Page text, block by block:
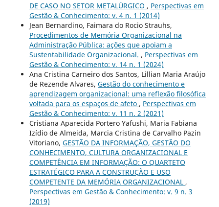
DE CASO NO SETOR METALÚRGICO , Perspectivas em
Gestão & Conhecimento: v. 4 n. 1 (2014)
Jean Bernardino, Faimara do Rocio Strauhs,
Procedimentos de Memória Organizacional na
Administração Pública: ações que apoiam a
Sustentabilidade Organizacional. , Perspectivas em
Gestão & Conhecimento: v. 14 n. 1 (2024)
Ana Cristina Carneiro dos Santos, Lillian Maria Araújo
de Rezende Alvares, Gestão do conhecimento e
aprendizagem organizacional: uma reflexão filosófica
voltada para os espaços de afeto , Perspectivas em
Gestão & Conhecimento: v. 11 n. 2 (2021)
Cristiana Aparecida Portero Yafushi, Maria Fabiana
Izídio de Almeida, Marcia Cristina de Carvalho Pazin
Vitoriano, GESTÃO DA INFORMAÇÃO, GESTÃO DO
CONHECIMENTO, CULTURA ORGANIZACIONAL E
COMPETÊNCIA EM INFORMAÇÃO: O QUARTETO
ESTRATÉGICO PARA A CONSTRUÇÃO E USO
COMPETENTE DA MEMÓRIA ORGANIZACIONAL ,
Perspectivas em Gestão & Conhecimento: v. 9 n. 3
(2019)